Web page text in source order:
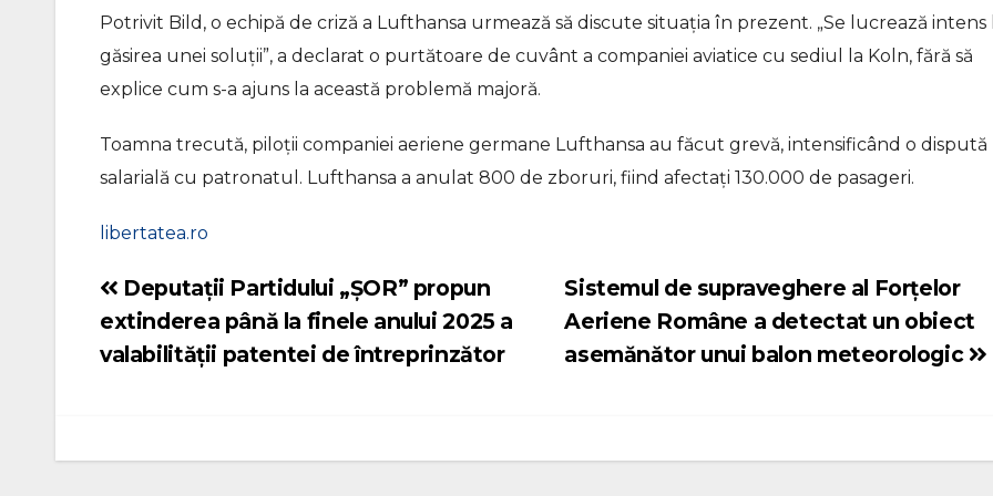
Potrivit Bild, o echipă de criză a Lufthansa urmează să discute situația în prezent. „Se lucrează intens
găsirea unei soluții”, a declarat o purtătoare de cuvânt a companiei aviatice cu sediul la Koln, fără să
explice cum s-a ajuns la această problemă majoră.
Toamna trecută, piloții companiei aeriene germane Lufthansa au făcut grevă, intensificând o dispută
salarială cu patronatul. Lufthansa a anulat 800 de zboruri, fiind afectați 130.000 de pasageri.
libertatea.ro
Navigare
în
Sistemul de supraveghere al Forțelor
Aeriene Române a detectat un obiect
asemănător unui balon meteorologic
Deputații Partidului „ȘOR” propun
extinderea până la finele anului 2025 a
valabilității patentei de întreprinzător